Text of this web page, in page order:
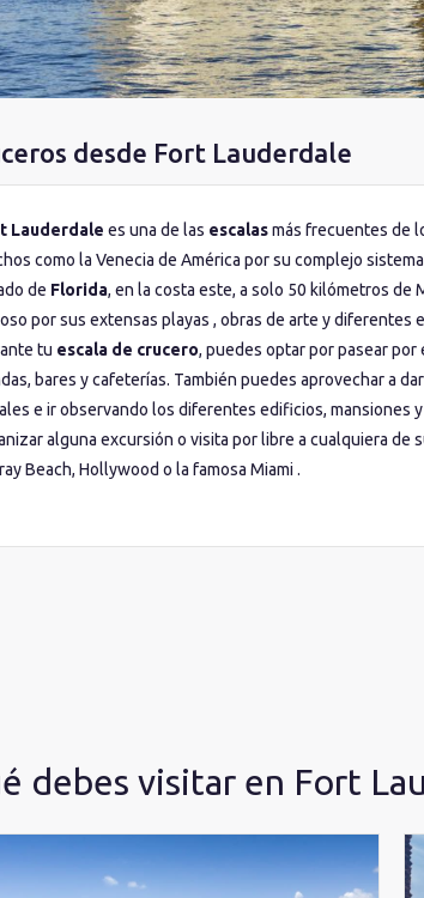
desde Fort Lauderdale
Lauderdale es una de las escalasmás frecuentes de
como la Venecia de América por su complejo
de Florida, en la costa este, a solo 50 kilómetros de
por sus extensas playas , obras de arte y diferentes
tu escala de crucero, puedes optar por pasear
bares y cafeterías. También puedes aprovechar a
e ir observando los diferentes edificios, mansiones
alguna excursión o visita por libre a cualquiera de
Beach, Hollywood o la famosa Miami .
debes visitar en Fort